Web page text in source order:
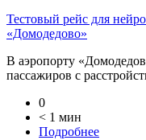
Тестовый рейс для
«Домодедово»
В аэропорту
пассажиров с
0
< 1 мин
Подробнее